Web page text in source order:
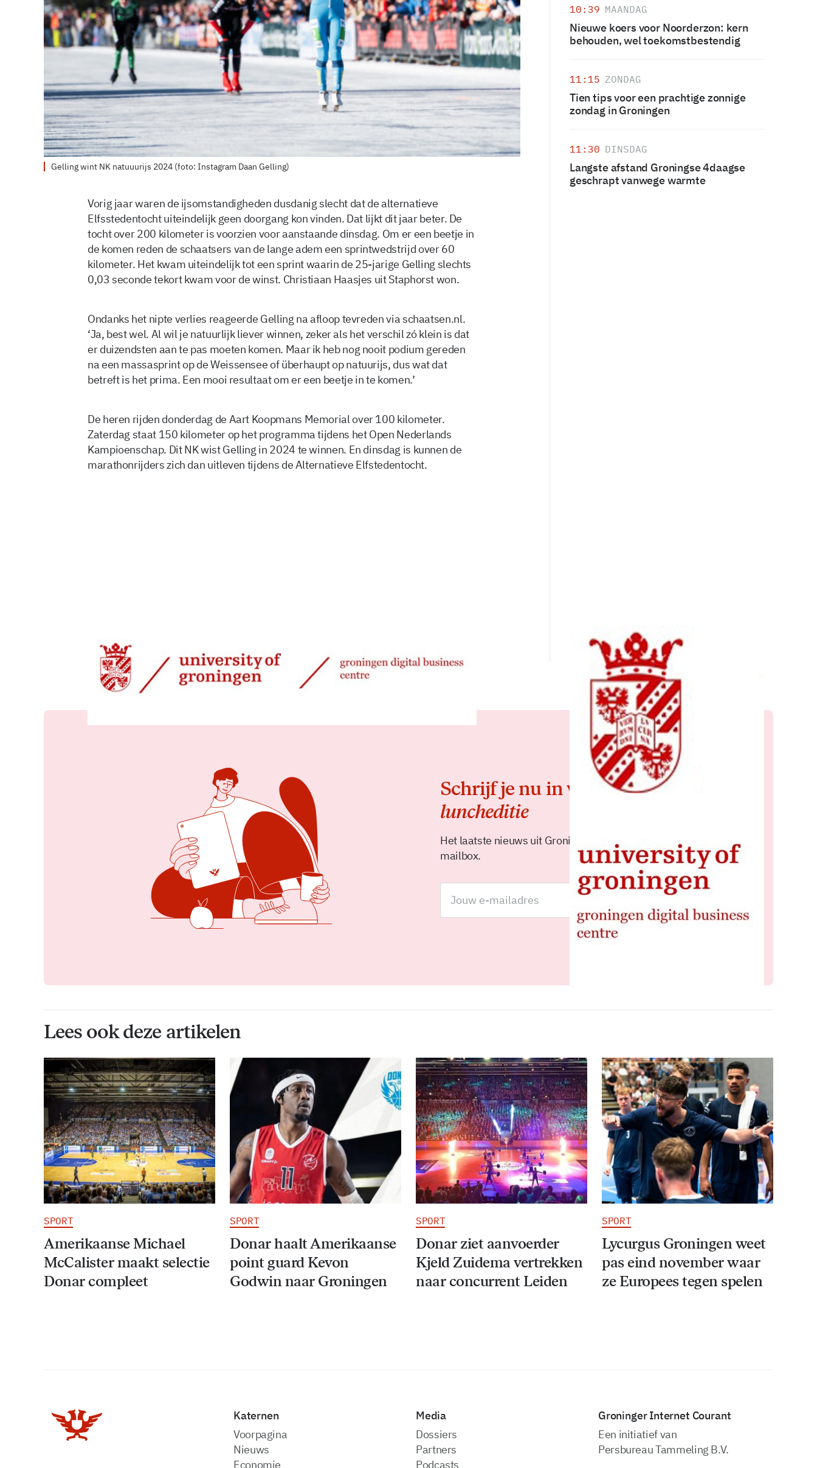
Gelling wint NK natuuurijs 2024 (foto: Instagram Daan Gelling)
Vorig jaar waren de ijsomstandigheden dusdanig slecht dat de alternatieve
Elfsstedentocht uiteindelijk geen doorgang kon vinden. Dat lijkt dit jaar beter. De
tocht over 200 kilometer is voorzien voor aanstaande dinsdag. Om er een beetje in
de komen reden de schaatsers van de lange adem een sprintwedstrijd over 60
kilometer. Het kwam uiteindelijk tot een sprint waarin de 25-jarige Gelling slechts
0,03 seconde tekort kwam voor de winst. Christiaan Haasjes uit Staphorst won.
Ondanks het nipte verlies reageerde Gelling na afloop tevreden via schaatsen.nl.
‘Ja, best wel. Al wil je natuurlijk liever winnen, zeker als het verschil zó klein is dat
er duizendsten aan te pas moeten komen. Maar ik heb nog nooit podium gereden
na een massasprint op de Weissensee of überhaupt op natuurijs, dus wat dat
betreft is het prima. Een mooi resultaat om er een beetje in te komen.’
De heren rijden donderdag de Aart Koopmans Memorial over 100 kilometer.
Zaterdag staat 150 kilometer op het programma tijdens het Open Nederlands
Kampioenschap. Dit NK wist Gelling in 2024 te winnen. En dinsdag is kunnen de
marathonrijders zich dan uitleven tijdens de Alternatieve Elfstedentocht.
22 jan 2026, 08:53
10:39 MAANDAG
Nieuwe koers voor Noorderzon: kern
behouden, wel toekomstbestendig
11:15 ZONDAG
Tien tips voor een prachtige zonnige
zondag in Groningen
11:30 DINSDAG
Langste afstand Groningse 4daagse
geschrapt vanwege warmte
Schrijf je nu in voor de
luncheditie
Het laatste nieuws uit Groningen elke middag in je
mailbox.
Meld je aan
Lees ook deze artikelen
SPORT
Amerikaanse Michael
McCalister maakt selectie
Donar compleet
SPORT
Donar haalt Amerikaanse
point guard Kevon
Godwin naar Groningen
SPORT
Donar ziet aanvoerder
Kjeld Zuidema vertrekken
naar concurrent Leiden
SPORT
Lycurgus Groningen weet
pas eind november waar
ze Europees tegen spelen
Katernen
Voorpagina
Nieuws
Economie
Media
dossiers
partners
podcasts
Groninger Internet Courant
Een initiatief van
Persbureau Tammeling B.V.